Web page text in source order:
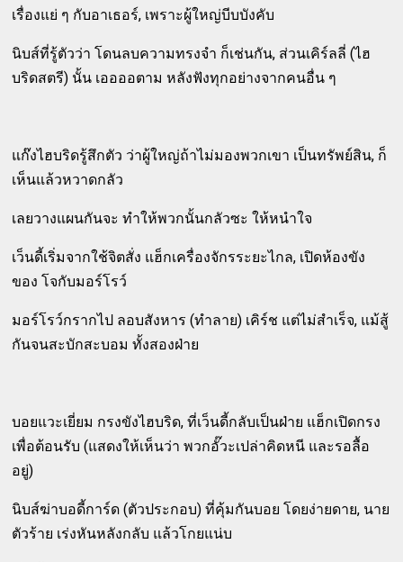
เรื่องแย่ ๆ กับอาเธอร์, เพราะผู้ใหญ่บีบบังคับ
นิบส์ที่รู้ตัวว่า โดนลบความทรงจำ ก็เช่นกัน, ส่วนเคิร์ลลี่ (ไฮ
บริดสตรี) นั้น เออออตาม หลังฟังทุกอย่างจากคนอื่น ๆ
แก๊งไฮบริดรู้สึกตัว ว่าผู้ใหญ่ถ้าไม่มองพวกเขา เป็นทรัพย์สิน, ก็
เห็นแล้วหวาดกลัว
เลยวางแผนกันจะ ทำให้พวกนั้นกลัวซะ ให้หนำใจ
เว็นดี้เริ่มจากใช้จิตสั่ง แฮ็กเครื่องจักรระยะไกล, เปิดห้องขัง
ของ โจกับมอร์โรว์
มอร์โรว์กรากไป ลอบสังหาร (ทำลาย) เคิร์ช แต่ไม่สำเร็จ, แม้สู้
กันจนสะบักสะบอม ทั้งสองฝ่าย
บอยแวะเยี่ยม กรงขังไฮบริด, ที่เว็นดี้กลับเป็นฝ่าย แฮ็กเปิดกรง
เพื่อต้อนรับ (แสดงให้เห็นว่า พวกอั๊วะเปล่าคิดหนี และรอลื้อ
อยู่)
นิบส์ฆ่าบอดี้การ์ด (ตัวประกอบ) ที่คุ้มกันบอย โดยง่ายดาย, นาย
ตัวร้าย เร่งหันหลังกลับ แล้วโกยแน่บ